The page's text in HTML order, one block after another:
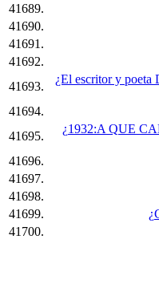
41689.
41690.
41691.
41692.
41693.
¿El escritor y poeta
41694.
41695.
¿1932:A QUE
41696.
41697.
41698.
41699.
41700.